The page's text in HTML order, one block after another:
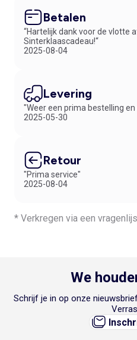
Betalen
“Hartelijk dank voor de vlotte
Sinterklaascadeau!“
2025-08-04
Levering
"Weer een prima bestelling
2025-05-30
Retour
"Prima service"
2025-08-04
* Verkregen via een
We
Schrijf je in op onze